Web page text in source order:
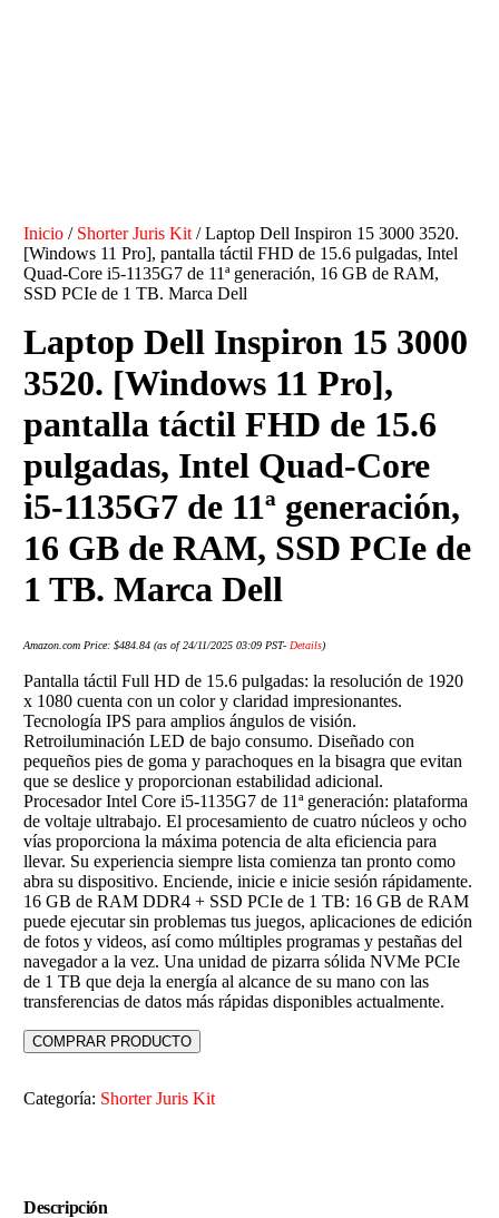
Inicio / Shorter Juris Kit / Laptop Dell Inspiron 15 3000 3520.
[Windows 11 Pro], pantalla táctil FHD de 15.6 pulgadas, Intel
Quad-Core i5-1135G7 de 11ª generación, 16 GB de RAM,
SSD PCIe de 1 TB. Marca Dell
Laptop Dell Inspiron 15 3000
3520. [Windows 11 Pro],
pantalla táctil FHD de 15.6
pulgadas, Intel Quad-Core
i5-1135G7 de 11ª generación,
16 GB de RAM, SSD PCIe de
1 TB. Marca Dell
Amazon.com Price:$484.84 (as of 24/11/2025 03:09 PST-Details)
Pantalla táctil Full HD de 15.6 pulgadas: la resolución de 1920
x 1080 cuenta con un color y claridad impresionantes.
Tecnología IPS para amplios ángulos de visión.
Retroiluminación LED de bajo consumo. Diseñado con
pequeños pies de goma y parachoques en la bisagra que evitan
que se deslice y proporcionan estabilidad adicional.
Procesador Intel Core i5-1135G7 de 11ª generación: plataforma
de voltaje ultrabajo. El procesamiento de cuatro núcleos y ocho
vías proporciona la máxima potencia de alta eficiencia para
llevar. Su experiencia siempre lista comienza tan pronto como
abra su dispositivo. Enciende, inicie e inicie sesión rápidamente.
16 GB de RAM DDR4 + SSD PCIe de 1 TB: 16 GB de RAM
puede ejecutar sin problemas tus juegos, aplicaciones de edición
de fotos y videos, así como múltiples programas y pestañas del
navegador a la vez. Una unidad de pizarra sólida NVMe PCIe
de 1 TB que deja la energía al alcance de su mano con las
transferencias de datos más rápidas disponibles actualmente.
COMPRAR PRODUCTO
Categoría: Shorter Juris Kit
Descripción